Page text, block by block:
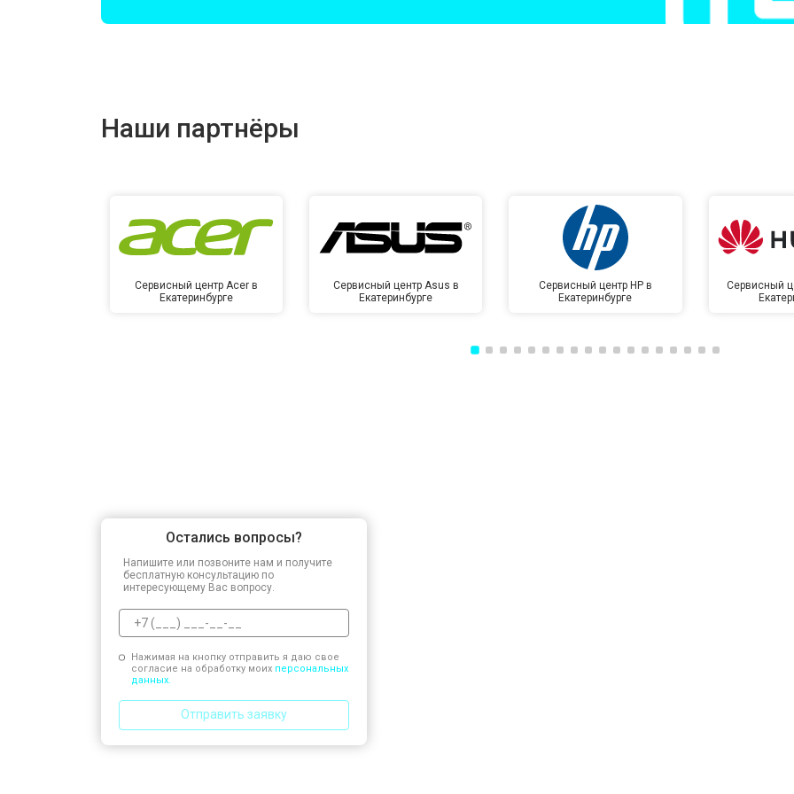
Замена северного моста
Наши партнёры
Сервисный центр Acer в
Екатеринбурге
Сервисный центр Asus в
Екатеринбурге
Сервисный центр HP в
Екатеринбурге
Сервисный
Остались вопросы?
Напишите или позвоните нам и получите
бесплатную консультацию по
интересующему Вас вопросу.
Нажимая на кнопку отправить я даю свое
согласие на обработку моих персональных
данных.
Отправить заявку